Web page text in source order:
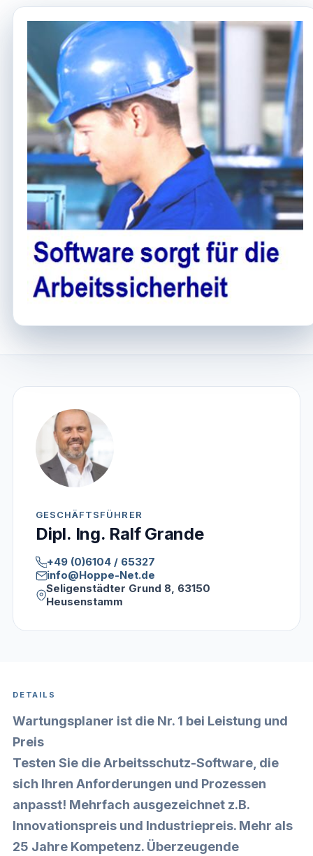
GESCHÄFTSFÜHRER
Dipl. Ing. Ralf Grande
+49 (0)6104 / 65327
info@Hoppe-Net.de
Seligenstädter Grund 8, 63150
Heusenstamm
DETAILS
Wartungsplaner ist die Nr. 1 bei Leistung und
Preis
Testen Sie die Arbeitsschutz-Software, die
sich Ihren Anforderungen und Prozessen
anpasst! Mehrfach ausgezeichnet z.B.
Innovationspreis und Industriepreis. Mehr als
25 Jahre Kompetenz. Überzeugende